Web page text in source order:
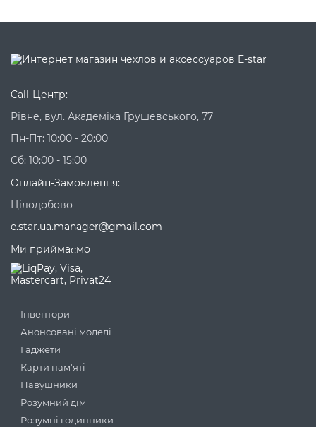
Call-Центр:
Рівне, вул. Академіка Грушевського, 77
Пн-Пт: 10:00 - 20:00
Сб: 10:00 - 15:00
Онлайн-Замовлення:
Цілодобово
e.star.ua.manager@gmail.com
Ми приймаємо
Інвентори
Анонсовані моделі
Гаджети
Карти пам'яті
Навушники
Розумний дім
Розумні годинники